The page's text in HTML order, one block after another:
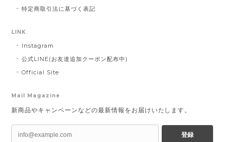
特定商取引法に基づく表記
LINK
Instagram
公式LINE(お友達追加クーポン配布中)
Official Site
Mail Magazine
新商品やキャンペーンなどの最新情報をお届けいたします。
登録